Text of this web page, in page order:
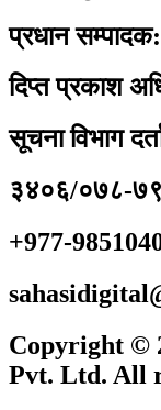
प्रधान सम्पादक:
दिप्त प्रकाश
सूचना विभाग
३४०६/०७८-७९
+977-
Copyright ©
Pvt. Ltd. All